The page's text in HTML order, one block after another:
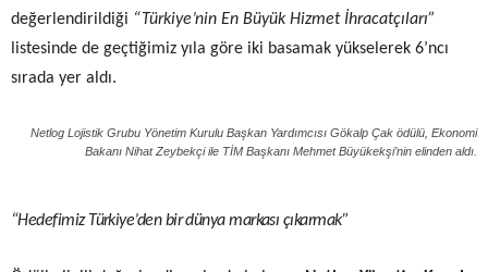
değerlendirildiği “Türkiye’nin En Büyük Hizmet İhracatçıları”
listesinde de geçtiğimiz yıla göre iki basamak yükselerek 6’ncı
sırada yer aldı.
Netlog Lojistik Grubu Yönetim Kurulu Başkan Yardımcısı Gökalp Çak ödülü, Ekonomi
Bakanı Nihat Zeybekçi ile TİM Başkanı Mehmet Büyükekşi’nin elinden aldı.
“Hedefimiz Türkiye’den bir dünya markası çıkarmak”